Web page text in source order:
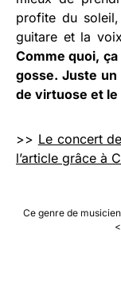
profite du
guitare et la
Comme quoi,
gosse. Juste
de virtuose et
>> Le concert
l’article grâce à
Ce genre de